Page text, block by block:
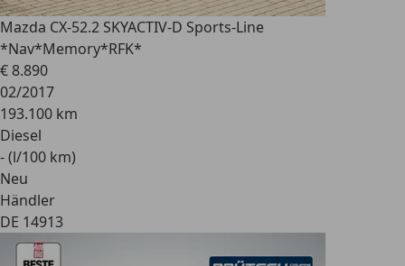
Mazda CX-52.2 SKYACTIV-D Sports-Line
*Nav*Memory*RFK*
€ 8.890
02/2017
193.100 km
Diesel
- (l/100 km)
Neu
Händler
DE 14913